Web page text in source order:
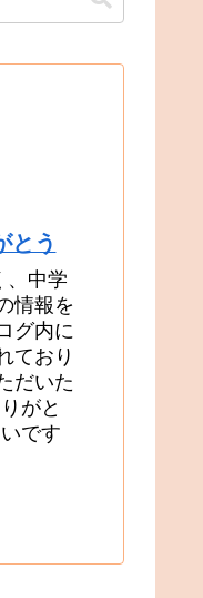
とう
、中学
情報を
グ内に
ており
だいた
がと
です